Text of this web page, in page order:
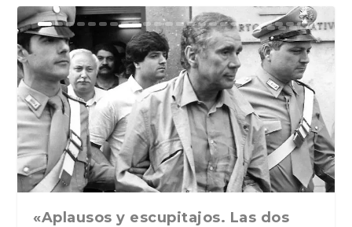
Ground Rules. Alejan...
«Rafael: Poesía subl...
Bienvenidos al circo...
Georges de La Tour. ...
Robert Capa: la hist...
«Aplausos y escupitajos. Las dos